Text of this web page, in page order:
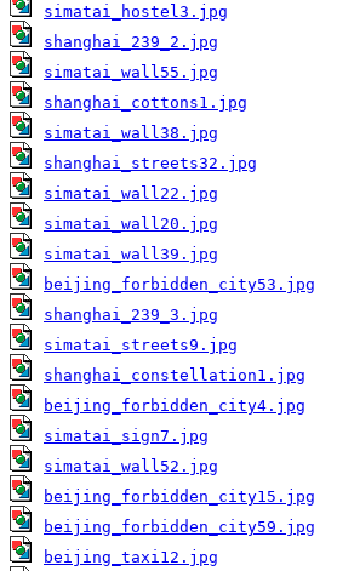
simatai_hostel3.jpg
shanghai_239_2.jpg
simatai_wall55.jpg
shanghai_cottons1.jpg
simatai_wall38.jpg
shanghai_streets32.jpg
simatai_wall22.jpg
simatai_wall20.jpg
simatai_wall39.jpg
beijing_forbidden_city53.jpg
shanghai_239_3.jpg
simatai_streets9.jpg
shanghai_constellation1.jpg
beijing_forbidden_city4.jpg
simatai_sign7.jpg
simatai_wall52.jpg
beijing_forbidden_city15.jpg
beijing_forbidden_city59.jpg
beijing_taxi12.jpg